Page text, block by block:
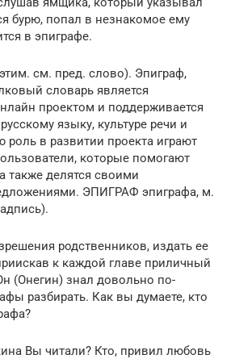
бурю, попал в незнакомое ему
в эпиграфе.
см. пред. слово). Эпиграф,
словарь является
проектом и поддерживается
языку, культуре речи и
в развитии проекта играют
которые помогают
также делятся своими
ЭПИГРАФ эпиграфа, м.
родственников, издать ее
к каждой главе приличный
(Онегин) знал довольно по-
разбирать. Как вы думаете, кто
Вы читали? Кто, привил любовь